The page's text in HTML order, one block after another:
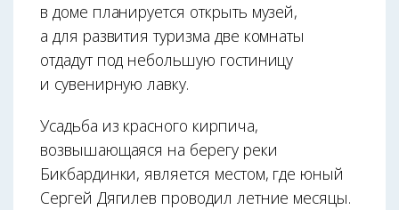
в доме планируется открыть музей,
а для развития туризма две комнаты
отдадут под небольшую гостиницу
и сувенирную лавку.
Усадьба из красного кирпича,
возвышающаяся на берегу реки
Бикбардинки, является местом, где юный
Сергей Дягилев проводил летние месяцы.